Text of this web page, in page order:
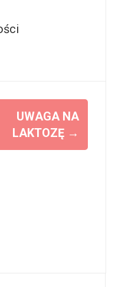
UWAGA NA
LAKTOZĘ →